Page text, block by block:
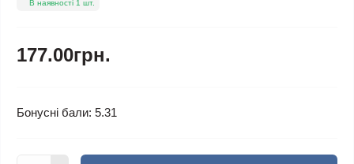
В наявності 1 шт.
177.00грн.
Бонусні бали: 5.31